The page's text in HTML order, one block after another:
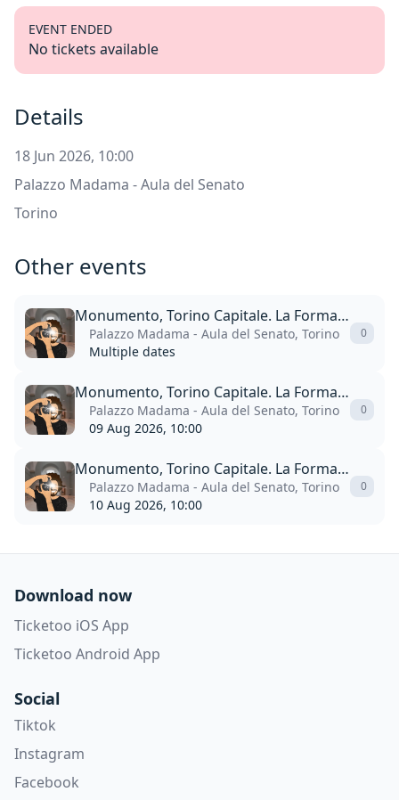
EVENT ENDED
No tickets available
Details
18 Jun 2026, 10:00
Palazzo Madama - Aula del Senato
Torino
Other events
Monumento, Torino Capitale. La Forma Della Memoria
Palazzo Madama - Aula del Senato, Torino
Multiple dates
0
Monumento, Torino Capitale. La Forma Della Memoria
Palazzo Madama - Aula del Senato, Torino
09 Aug 2026, 10:00
0
Monumento, Torino Capitale. La Forma Della Memoria
Palazzo Madama - Aula del Senato, Torino
10 Aug 2026, 10:00
0
Download now
Ticketoo iOS App
Ticketoo Android App
Social
Tiktok
Instagram
Facebook